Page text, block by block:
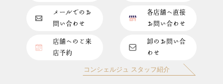
メールでのお
問い合わせ
各店舗へ直接
お問い合わせ
店舗へのご来
店予約
卸のお問い合
わせ
コンシェルジュ スタッフ紹介